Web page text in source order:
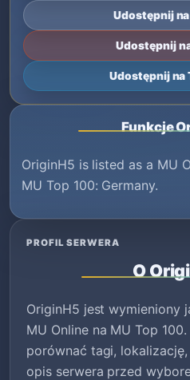
Udostępnij
Udostępnij
Udostępnij na
Funkcje
OriginH5 is listed as a MU
MU Top 100: Germany.
PROFIL SERWERA
O
OriginH5 jest wymieniony
MU Online na MU Top
porównać tagi,
opis serwera przed